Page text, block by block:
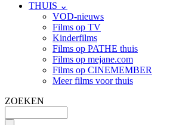
THUIS ⌄
VOD-nieuws
Films op TV
Kinderfilms
Films op PATHE thuis
Films op mejane.com
Films op CINEMEMBER
Meer films voor thuis
ZOEKEN